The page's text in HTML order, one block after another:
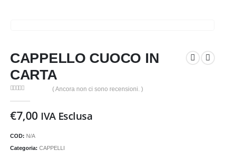
CAPPELLO CUOCO IN
CARTA
( Ancora non ci sono recensioni. )
€7,00 IVA Esclusa
COD: N/A
Categoria: CAPPELLI